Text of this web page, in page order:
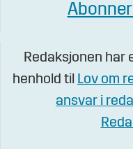
Redaksjonen har
henhold til Lov om
ansvar i